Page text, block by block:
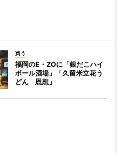
買う
福岡のE・ZOに「銀だこハイ
ボール酒場」「久留米立花う
どん 恩想」